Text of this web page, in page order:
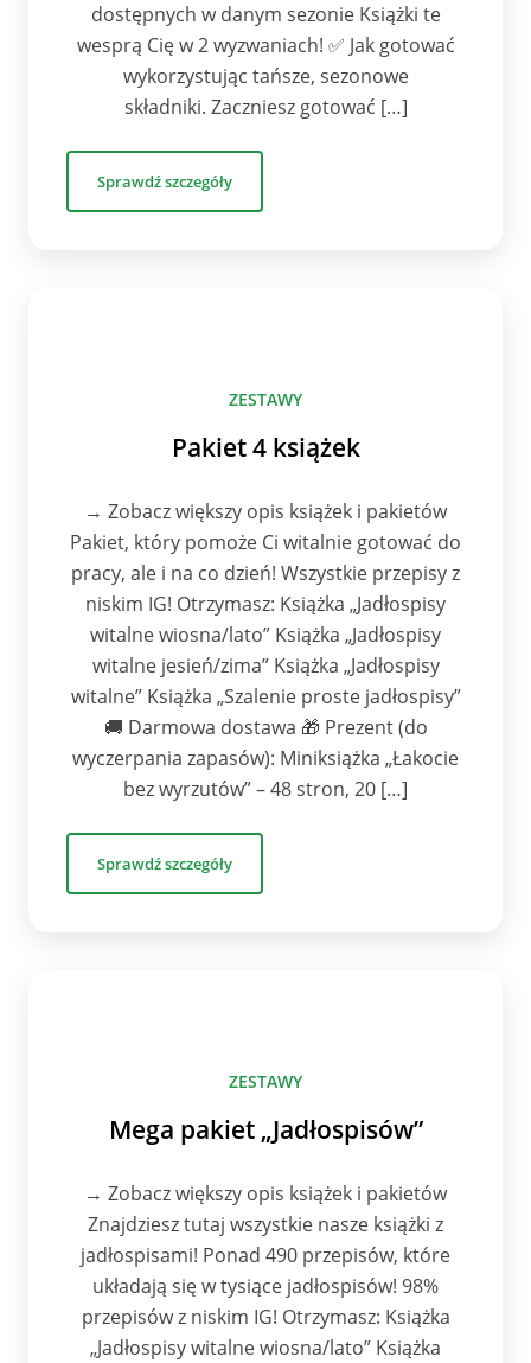
dostępnych w danym sezonie Książki te
wesprą Cię w 2 wyzwaniach! ✅ Jak gotować
wykorzystując tańsze, sezonowe
składniki. Zaczniesz gotować […]
Sprawdź szczegóły
ZESTAWY
Pakiet 4 książek
→ Zobacz większy opis książek i pakietów
Pakiet, który pomoże Ci witalnie gotować do
pracy, ale i na co dzień! Wszystkie przepisy z
niskim IG! Otrzymasz: Książka „Jadłospisy
witalne wiosna/lato” Książka „Jadłospisy
witalne jesień/zima” Książka „Jadłospisy
witalne” Książka „Szalenie proste jadłospisy”
🚚 Darmowa dostawa 🎁 Prezent (do
wyczerpania zapasów): Miniksiążka „Łakocie
bez wyrzutów” – 48 stron, 20 […]
Sprawdź szczegóły
ZESTAWY
Mega pakiet „Jadłospisów”
→ Zobacz większy opis książek i pakietów
Znajdziesz tutaj wszystkie nasze książki z
jadłospisami! Ponad 490 przepisów, które
układają się w tysiące jadłospisów! 98%
przepisów z niskim IG! Otrzymasz: Książka
„Jadłospisy witalne wiosna/lato” Książka